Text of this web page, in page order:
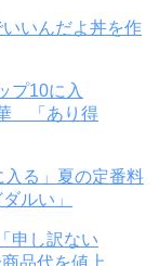
いんだよ丼を作
入る」夏の定番料
ルい」